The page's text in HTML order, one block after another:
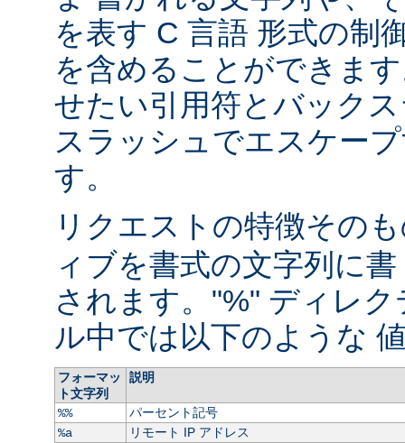
を表す C 言語 形式の制
を含めることができま
せたい引用符とバック
スラッシュでエスケー
す。
リクエストの特徴その
ィブを書式の文字列に
されます。"%" ディレ
ル中では以下のような
フォーマッ
ト文字列
説明
%%
パーセント記号
%a
リモート IP アドレス